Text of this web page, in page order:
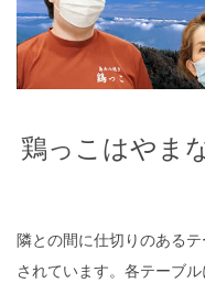
鶏っこはやま
隣との間に仕切りのある
されています。各テーブ